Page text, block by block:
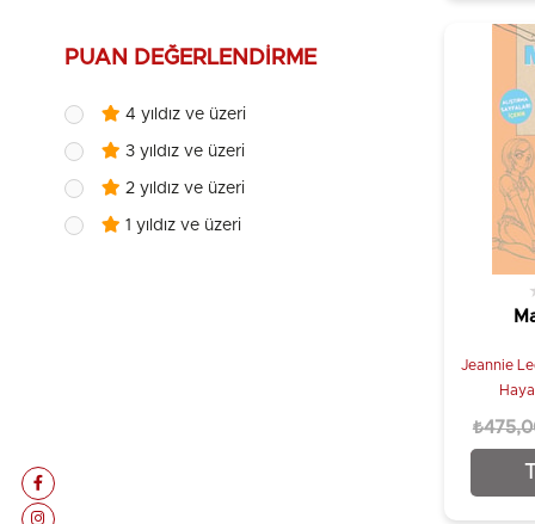
PUAN DEĞERLENDIRME
4 yıldız ve üzeri
3 yıldız ve üzeri
2 yıldız ve üzeri
1 yıldız ve üzeri
Jeannie